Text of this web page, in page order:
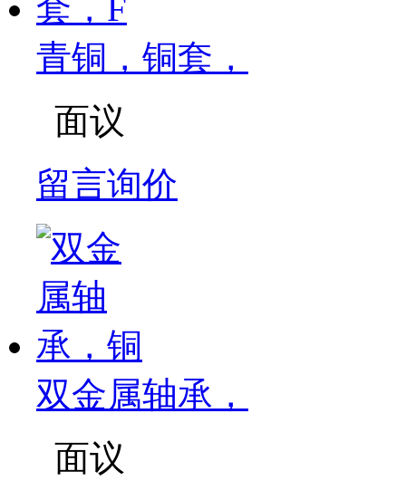
青铜，铜套，
面议
留言询价
双金属轴承，
面议